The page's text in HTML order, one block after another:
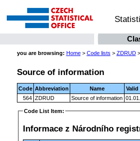
you are browsing: Home> Code lists > ZDRUD>
Source of information
Code Abbreviation Name
564 ZDRUD Source of information
Code List Item:
Informace z Národního